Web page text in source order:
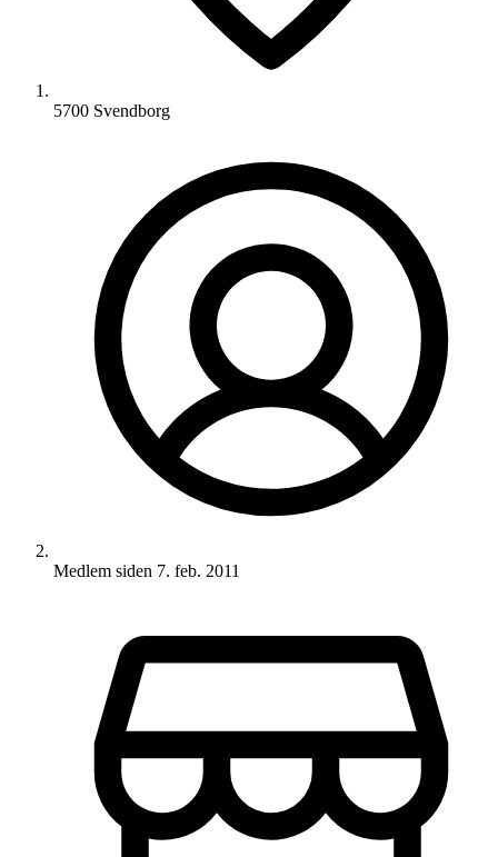
5700 Svendborg
Medlem siden 7. feb. 2011